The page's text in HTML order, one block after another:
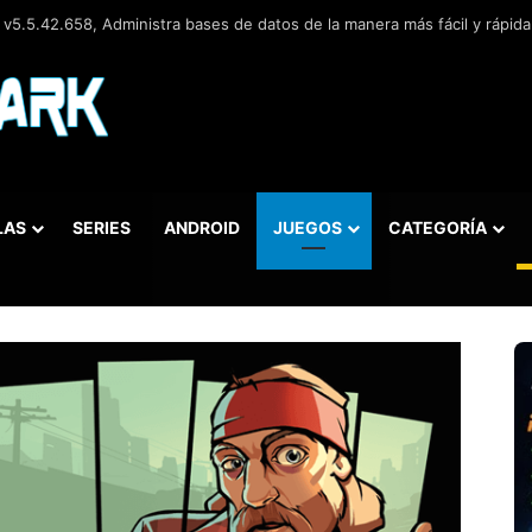
Navegador web libre y de código abierto​ desarrollado por la
SERIES ANDROID JUEGOS CATEGORÍA